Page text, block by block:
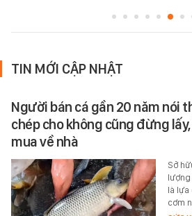
TIN MỚI CẬP NHẬT
Người bán cá gần 20 năm nói
chép cho không cũng đừng
mua về nhà
Sở
là lựa
cơm